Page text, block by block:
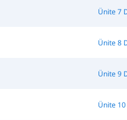
Ünite 7
Ünite 8
Ünite 9
Ünite